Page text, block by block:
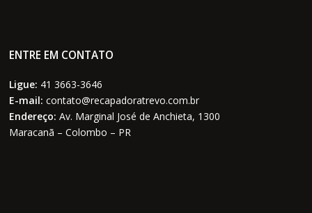
ENTRE EM CONTATO
Ligue: 41 3663-3646
E-mail: contato@recapadoratrevo.com.br
Endereço: Av. Marginal José de Anchieta, 1300
Maracanã – Colombo – PR